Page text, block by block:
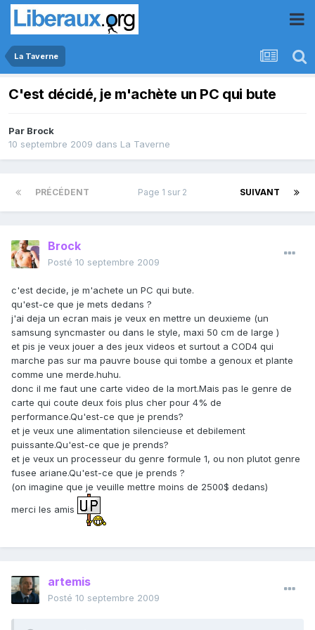
La Taverne
C'est décidé, je m'achète un PC qui bute
Par Brock
10 septembre 2009 dans La Taverne
PRÉCÉDENT SUIVANT
Page 1 sur 2
Brock
Posté 10 septembre 2009
c'est decide, je m'achete un PC qui bute.
qu'est-ce que je mets dedans ?
j'ai deja un ecran mais je veux en mettre un deuxieme (un
samsung syncmaster ou dans le style, maxi 50 cm de large )
et pis je veux jouer a des jeux videos et surtout a COD4 qui
marche pas sur ma pauvre bouse qui tombe a genoux et plante
comme une merde.huhu.
donc il me faut une carte video de la mort.Mais pas le genre de
carte qui coute deux fois plus cher pour 4% de
performance.Qu'est-ce que je prends?
et je veux une alimentation silencieuse et debilement
puissante.Qu'est-ce que je prends?
et je veux un processeur du genre formule 1, ou non plutot genre
fusee ariane.Qu'est-ce que je prends ?
(on imagine que je veuille mettre moins de 2500$ dedans)
merci les amis
artemis
Posté 10 septembre 2009